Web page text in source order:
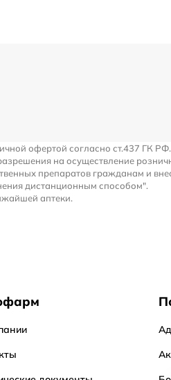
офертой согласно ст.437 ГК РФ.
на осуществление
препаратов гражданам и
дистанционным способом".
аптеки.